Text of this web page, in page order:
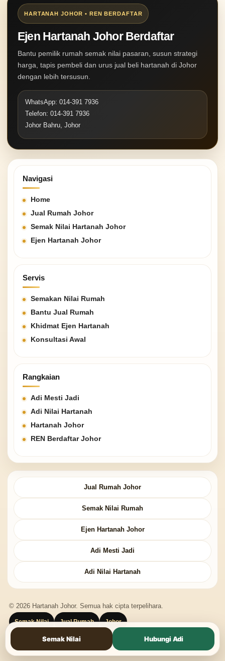
Semak Nilai Hubungi Adi
HARTANAH JOHOR • REN BERDAFTAR
Ejen Hartanah Johor Berdaftar
Bantu pemilik rumah semak nilai pasaran, susun strategi
harga, tapis pembeli dan urus jual beli hartanah di Johor
dengan lebih tersusun.
WhatsApp: 014-391 7936
Telefon: 014-391 7936
Johor Bahru, Johor
Navigasi
Home
Jual Rumah Johor
Semak Nilai Hartanah Johor
Ejen Hartanah Johor
Servis
Semakan Nilai Rumah
Bantu Jual Rumah
Khidmat Ejen Hartanah
Konsultasi Awal
Rangkaian
Adi Mesti Jadi
Adi Nilai Hartanah
Hartanah Johor
REN Berdaftar Johor
Jual Rumah Johor
Semak Nilai Rumah
Ejen Hartanah Johor
Adi Mesti Jadi
Adi Nilai Hartanah
© 2026 Hartanah Johor. Semua hak cipta terpelihara.
Semak Nilai Jual Rumah Johor